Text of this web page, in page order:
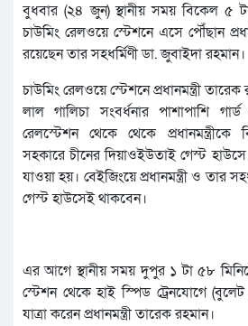
বুধবার (২৪ জুন) স্থানীয় সময় বিকেল ৫
চাউমিং রেলওয়ে স্টেশনে এসে পৌঁছান
রয়েছেন তার সহধর্মিণী ডা. জুবাইদা রহমান।
চাউমিং রেলওয়ে স্টেশনে প্রধানমন্ত্রী
লাল গালিচা সংবর্ধনার পাশাপাশি
রেলস্টেশন থেকে থেকে প্রধানমন্ত্রীকে
সহকারে চীনের দিয়াওইউতাই গেস্ট হাউসে
যাওয়া হয়। বেইজিংয়ে প্রধানমন্ত্রী ও তার
গেস্ট হাউসেই থাকবেন।
এর আগে স্থানীয় সময় দুপুর ১ টা ৫৮
স্টেশন থেকে হাই স্পিড ট্রেনযোগে (বুলেট
যাত্রা করেন প্রধানমন্ত্রী তারেক রহমান।